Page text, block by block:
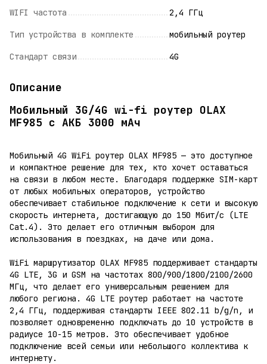
WIFI частота 2,4 ГГц
Тип устройства в комплекте мобильный роутер
Стандарт связи 4G
Описание
Мобильный 3G/4G wi-fi роутер OLAX
MF985 c АКБ 3000 мАч
Мобильный 4G WiFi роутер OLAX MF985 — это доступное
и компактное решение для тех, кто хочет оставаться
на связи в любом месте. Благодаря поддержке SIM-карт
от любых мобильных операторов, устройство
обеспечивает стабильное подключение к сети и высокую
скорость интернета, достигающую до 150 Мбит/с (LTE
Cat.4). Это делает его отличным выбором для
использования в поездках, на даче или дома.
WiFi маршрутизатор OLAX MF985 поддерживает стандарты
4G LTE, 3G и GSM на частотах 800/900/1800/2100/2600
МГц, что делает его универсальным решением для
любого региона. 4G LTE роутер работает на частоте
2,4 ГГц, поддерживая стандарты IEEE 802.11 b/g/n, и
позволяет одновременно подключать до 10 устройств в
радиусе 10-15 метров. Это обеспечивает удобное
подключение всей семьи или небольшого коллектива к
интернету.